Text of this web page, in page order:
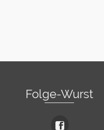
Folge-Wurst